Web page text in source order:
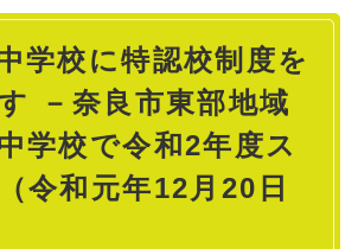
学校に特認校制度を
－奈良市東部地域
学校で令和2年度ス
令和元年12月20日